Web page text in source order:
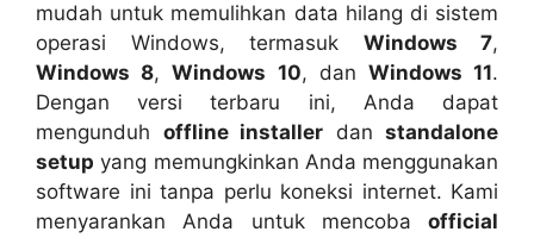
mudah untuk memulihkan data hilang di sistem
operasi Windows, termasuk Windows 7,
Windows 8,Windows 10, dan Windows 11.
Dengan versi terbaru ini, Anda dapat
mengunduh offline installer dan standalone
setup yang memungkinkan Anda menggunakan
software ini tanpa perlu koneksi internet. Kami
menyarankan Anda untuk mencoba official